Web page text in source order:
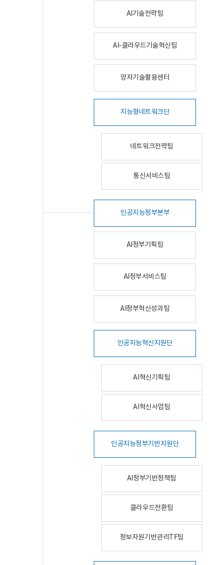
AI기술전략팀
AI-클라우드기술혁신팀
양자기술활용센터
지능형네트워크단
네트워크전략팀
통신서비스팀
인공지능정부본부
AI정부기획팀
AI정부서비스팀
AI정부혁신성과팀
인공지능혁신지원단
AI혁신기획팀
AI혁신사업팀
인공지능정부기반지원단
AI정부기반정책팀
클라우드전환팀
정보자원기반관리TF팀